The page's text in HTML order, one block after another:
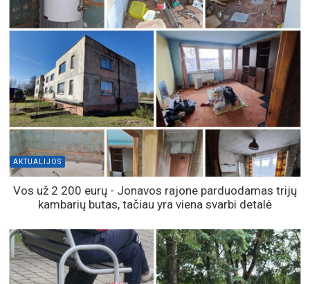
AKTUALIJOS
Vos už 2 200 eurų - Jonavos rajone parduodamas trijų
kambarių butas, tačiau yra viena svarbi detalė